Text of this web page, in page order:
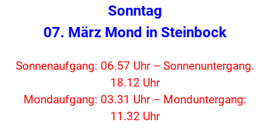
Sonntag
07. März Mond in Steinbock
Sonnenaufgang: 06.57 Uhr – Sonnenuntergang.
18.12 Uhr
Mondaufgang: 03.31 Uhr – Monduntergang:
11.32 Uhr